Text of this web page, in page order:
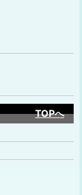
TOPへ